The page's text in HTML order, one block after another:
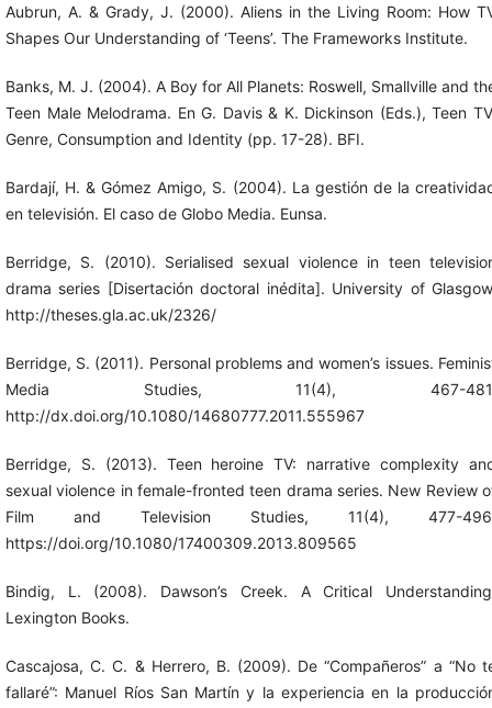
Aubrun, A. & Grady, J. (2000). Aliens in the Living Room: How
Shapes Our Understanding of ‘Teens’. The Frameworks Institute.
Banks, M. J. (2004). A Boy for All Planets: Roswell, Smallville and
Teen Male Melodrama. En G. Davis & K. Dickinson (Eds.), Teen
Genre, Consumption and Identity (pp. 17-28). BFI.
Bardají, H. & Gómez Amigo, S. (2004). La gestión de la
en televisión. El caso de Globo Media. Eunsa.
Berridge, S. (2010). Serialised sexual violence in teen
drama series [Disertación doctoral inédita]. University of
http://theses.gla.ac.uk/2326/
Berridge, S. (2011). Personal problems and women’s issues.
Media Studies, 11(4), 467-
http://dx.doi.org/10.1080/14680777.2011.555967
Berridge, S. (2013). Teen heroine TV: narrative complexity
sexual violence in female-fronted teen drama series. New Review
Film and Television Studies, 11(4), 477-
https://doi.org/10.1080/17400309.2013.809565
Bindig, L. (2008). Dawson’s Creek. A Critical
Lexington Books.
Cascajosa, C. C. & Herrero, B. (2009). De “Compañeros” a “No
fallaré”: Manuel Ríos San Martín y la experiencia en la